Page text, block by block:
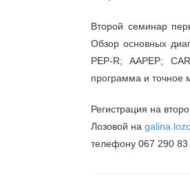
Второй семинар
Обзор основных
PEP-R; AAPEP;
программа и точное
Регистрация на
Лозовой на
телефону 067 290 83